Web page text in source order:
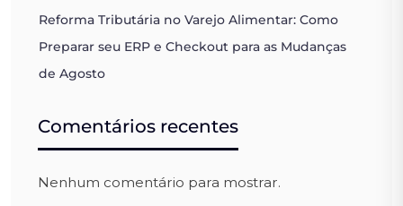
Reforma Tributária no Varejo Alimentar: Como
Preparar seu ERP e Checkout para as Mudanças
de Agosto
Comentários recentes
Nenhum comentário para mostrar.